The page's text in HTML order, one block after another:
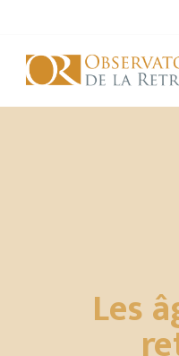
L'OBSERVATOIRE
SERVICES DE L'OR
Les